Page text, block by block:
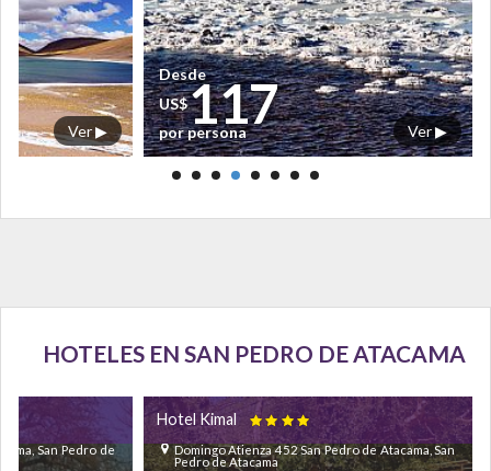
Ver ▶ Ver ▶
Desde
US$117
por persona
HOTELES EN SAN PEDRO DE ATACAMA
San Pedro de
Hotel Kimal 
Domingo Atienza 452 San Pedro de Atacama, San
Pedro de Atacama